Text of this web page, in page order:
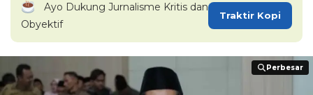
Ayo Dukung Jurnalisme Kritis dan
Obyektif
Traktir Kopi
Perbesar
Perbesar